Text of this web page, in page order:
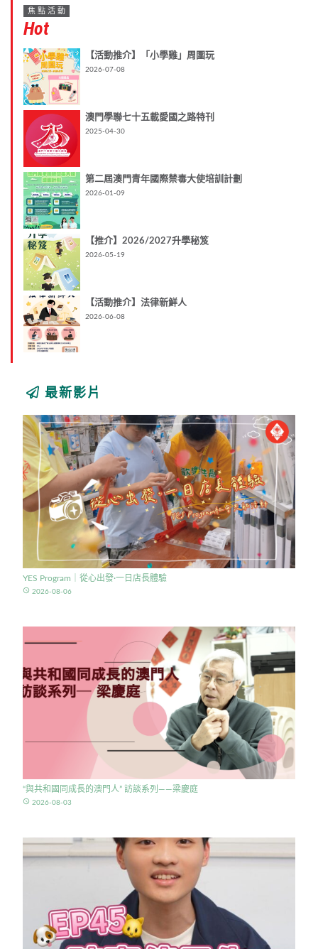
焦點活動
Hot
【活動推介】「小學雞」周圍玩
2026-07-08
澳門學聯七十五載愛國之路特刊
2025-04-30
第二屆澳門青年國際禁毒大使培訓計劃
2026-01-09
【推介】2026/2027升學秘笈
2026-05-19
【活動推介】法律新鮮人
2026-06-08
最新影片
YES Program｜從心出發·一日店長體驗
access_time 2026-08-06
“與共和國同成長的澳門人” 訪談系列——梁慶庭
access_time 2026-08-03